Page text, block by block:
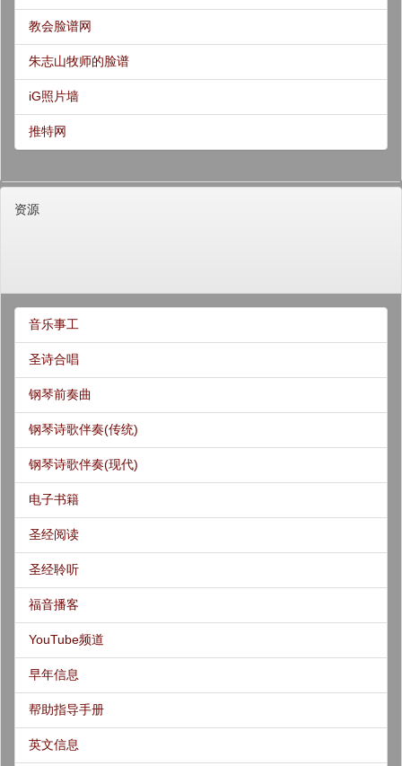
教会脸谱网
朱志山牧师的脸谱
iG照片墙
推特网
资源
音乐事工
圣诗合唱
钢琴前奏曲
钢琴诗歌伴奏(传统)
钢琴诗歌伴奏(现代)
电子书籍
圣经阅读
圣经聆听
福音播客
YouTube频道
早年信息
帮助指导手册
英文信息